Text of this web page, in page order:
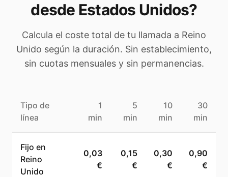
desde Estados Unidos?
Calcula el coste total de tu llamada a Reino
Unido según la duración. Sin establecimiento,
sin cuotas mensuales y sin permanencias.
Tipo de
línea
1
min
5
min
10
min
30
min
Fijo en
Reino
Unido
0,03
€
0,15
€
0,30
€
0,90
€